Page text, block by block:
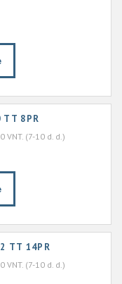
8PR
0 VNT. (7-10 d. d.)
TT 14PR
0 VNT. (7-10 d. d.)